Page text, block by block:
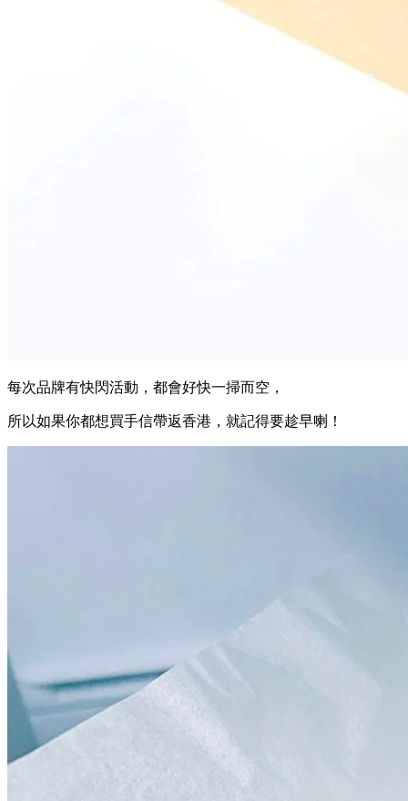
每次品牌有快閃活動，都會好快一掃而空，
所以如果你都想買手信帶返香港，就記得要趁早喇！